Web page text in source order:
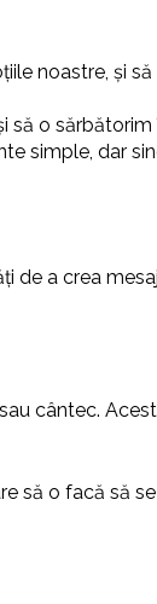
noastre, și
să o
simple, dar
de a crea
cântec.
să o facă să